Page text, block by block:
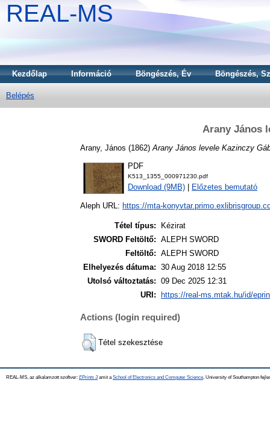
REAL-MS
Kezdőlap Információ Böngészés, Év Böngészés,
Belépés
Arany János
Arany, János (1862) Arany János levele Kazinczy
PDF
K513_1355_000971230.pdf
Download (9MB) Előzetes bemutató
Aleph URL: https://mta-
Tétel típus:
Kézirat
SWORD Feltöltő: ALEPH SWORD
Feltöltő: ALEPH SWORD
Elhelyezés dátuma: 30 Aug 2018 12:55
Utolsó változtatás: 09 Dec 2025 12:31
URI:
https://real-ms.mtak.hu/id/
Actions (login required)
Tétel szekesztése
REAL-MS, az alkalamzott szoftver: EPrints 3amit a School of Electronics and Computer Science , University of Southampton